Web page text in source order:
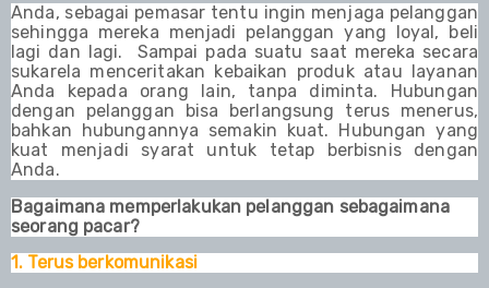
Anda, sebagai pemasar tentu ingin menjaga pelanggan
sehingga mereka menjadi pelanggan yang loyal, beli
lagi dan lagi. Sampai pada suatu saat mereka secara
sukarela menceritakan kebaikan produk atau layanan
Anda kepada orang lain, tanpa diminta. Hubungan
dengan pelanggan bisa berlangsung terus menerus,
bahkan hubungannya semakin kuat. Hubungan yang
kuat menjadi syarat untuk tetap berbisnis dengan
Anda.
Bagaimana memperlakukan pelanggan sebagaimana
seorang pacar?
1. Terus berkomunikasi